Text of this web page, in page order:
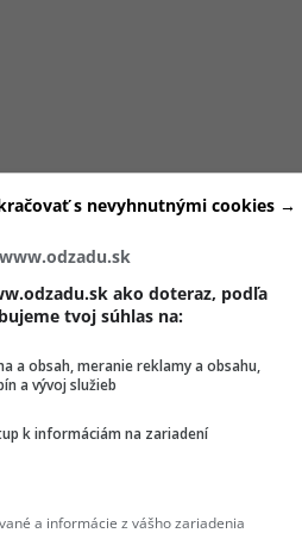
štyroch znamení, možno
. Ak sa rozhodne pre vážny
investíciu do spoločnej
Nepatria medzi typy, ktoré
od iných žien. Keď
ako doteraz, podľa
tvoj súhlas na:
a obsah, meranie reklamy a obsahu,
a vývoj služieb
k informáciám na zariadení
a informácie z vášho zariadenia
s nevyhnutnými cookies →